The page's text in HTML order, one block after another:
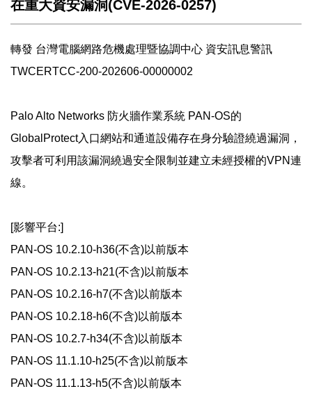
在重大資安漏洞(CVE-2026-0257)
轉發 台灣電腦網路危機處理暨協調中心 資安訊息警訊
TWCERTCC-200-202606-00000002
Palo Alto Networks 防火牆作業系統 PAN-OS的
GlobalProtect入口網站和通道設備存在身分驗證繞過漏洞，
攻擊者可利用該漏洞繞過安全限制並建立未經授權的VPN連
線。
[影響平台:]
PAN-OS 10.2.10-h36(不含)以前版本
PAN-OS 10.2.13-h21(不含)以前版本
PAN-OS 10.2.16-h7(不含)以前版本
PAN-OS 10.2.18-h6(不含)以前版本
PAN-OS 10.2.7-h34(不含)以前版本
PAN-OS 11.1.10-h25(不含)以前版本
PAN-OS 11.1.13-h5(不含)以前版本